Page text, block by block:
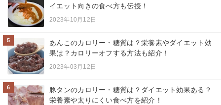
イエット向きの食べ方も伝授！
2023年10月12日
5
あんこのカロリー・糖質は？栄養素やダイエット効
果は？カロリーオフする方法も紹介！
2023年03月12日
6
豚タンのカロリー・糖質は？ダイエット効果ある？
栄養素や太りにくい食べ方を紹介！